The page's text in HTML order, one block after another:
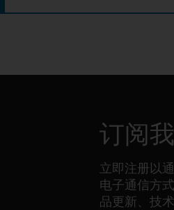
订阅
立即注册以
电子通信方
品更新、技